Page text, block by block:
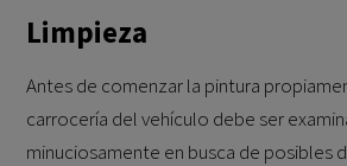
Limpieza
Antes de comenzar la pintura
carrocería del vehículo debe ser
minuciosamente en busca de posibles